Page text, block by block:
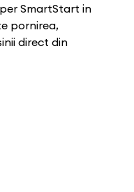
SmartStart in
pornirea,
direct din